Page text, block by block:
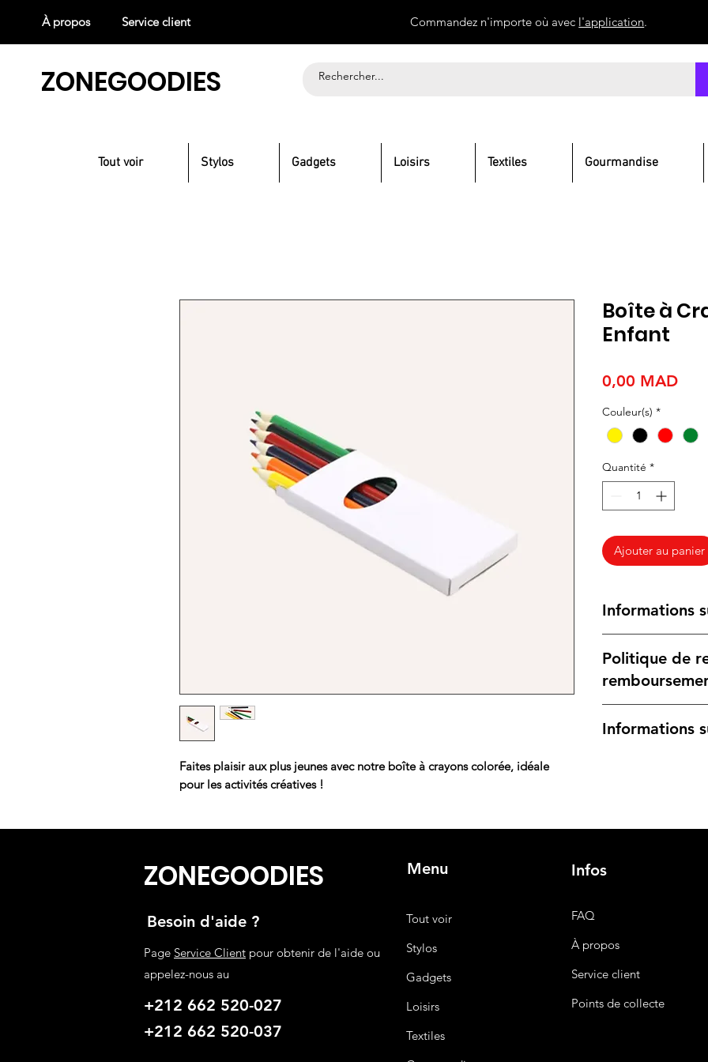
À propos Service client Commandez n'importe où avec l'application.
ZONEGOODIES
Tout voir Stylos Gadgets Loisirs Textiles Gourmandise
Faites plaisir aux plus jeunes avec notre boîte à crayons colorée, idéale
pour les activités créatives !
Boîte à
Enfant
0,00 MADPrix
Couleur(s) *
Quantité *
Ajouter au panier
Informations
couleurs vives
orange), parfaits
familiaux ou
Politique de
conformes et
Informations
ZONEGOODIES
Besoin d'aide ?
Page Service Client pour obtenir de l'aide ou
appelez-nous au
+212 662 520-027
+212 662 520-037
Menu Infos
Tout voir
Stylos
Gadgets
Loisirs
Textiles
FAQ
À propos
Service client
Points de collecte